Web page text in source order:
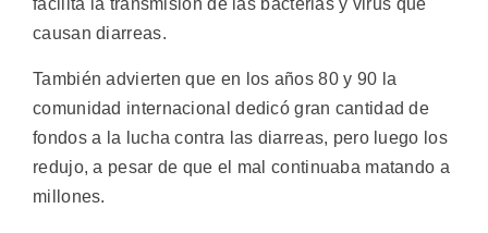
facilita la transmisión de las bacterias y virus que
causan diarreas.
También advierten que en los años 80 y 90 la
comunidad internacional dedicó gran cantidad de
fondos a la lucha contra las diarreas, pero luego los
redujo, a pesar de que el mal continuaba matando a
millones.